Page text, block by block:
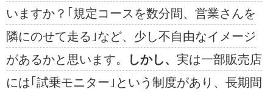
いますか？ ｢規定コースを数分間、営業さんを
隣にのせて走る｣など、少し不自由なイメージ
があるかと思います。
しかし、 実は一部販売店
には｢試乗モニター｣という制度があり、長期間